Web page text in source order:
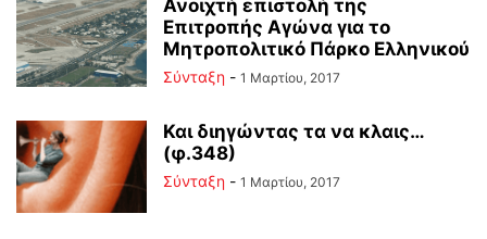
Ανοιχτή επιστολή της
Επιτροπής Αγώνα για το
Μητροπολιτικό Πάρκο Ελληνικού
Σύνταξη - 1 Μαρτίου, 2017
Και διηγώντας τα να κλαις…
(φ.348)
Σύνταξη - 1 Μαρτίου, 2017